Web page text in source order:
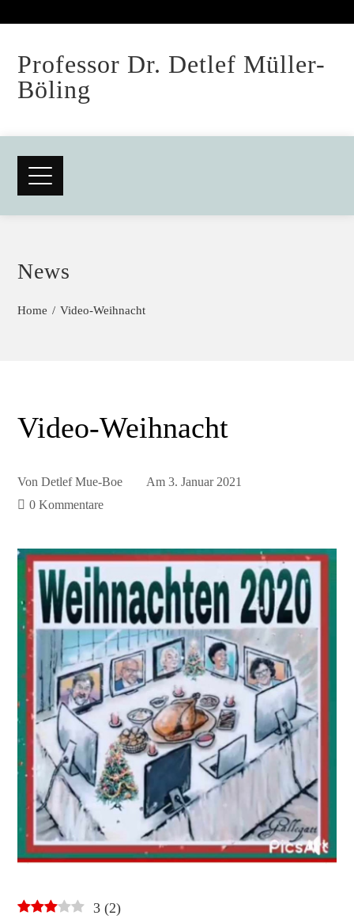
Professor Dr. Detlef Müller-
Böling
News
Home Video-Weihnacht
Video-Weihnacht
VonDetlef Mue-Boe Am3. Januar 2021
0 Kommentare
3 (2)